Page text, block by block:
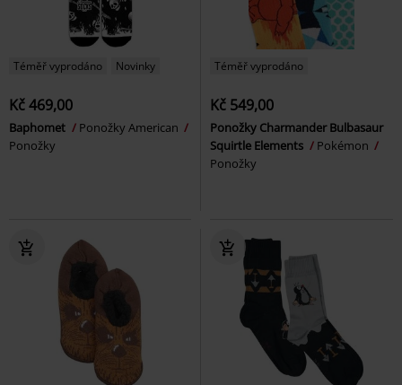
Téměř vyprodáno Novinky
Kč 469,00
Baphomet
Ponožky American
Ponožky
Téměř vyprodáno
Kč 549,00
Ponožky Charmander Bulbasaur
Squirtle Elements
Pokémon
Ponožky